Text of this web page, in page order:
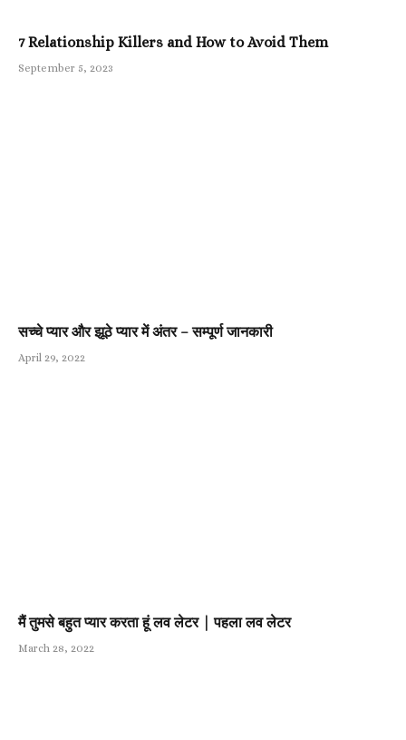
7 Relationship Killers and How to Avoid Them
September 5, 2023
सच्चे प्यार और झूठे प्यार में अंतर – सम्पूर्ण जानकारी
April 29, 2022
मैं तुमसे बहुत प्यार करता हूं लव लेटर | पहला लव लेटर
March 28, 2022